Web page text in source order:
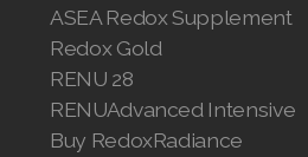
ASEA Redox Supplement
Redox Gold
RENU 28
RENUAdvanced Intensive
Buy RedoxRadiance
Join ASEA Poland (English)
Join ASEA Portugal (Português)
Join ASEA Romania (Română)